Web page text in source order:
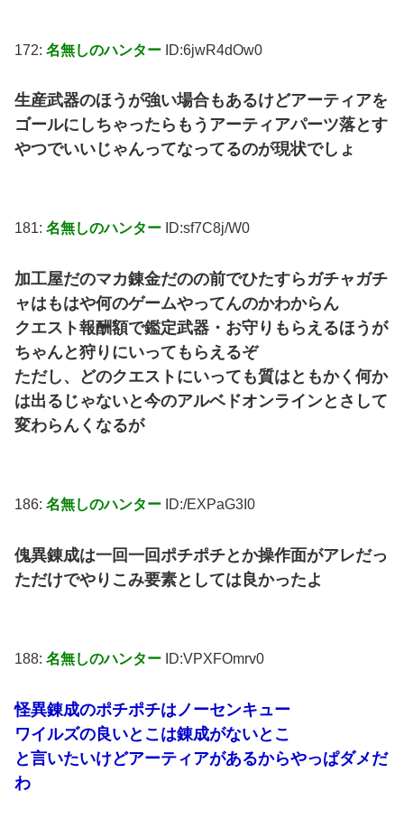
172: 名無しのハンター ID:6jwR4dOw0
生産武器のほうが強い場合もあるけどアーティアを
ゴールにしちゃったらもうアーティアパーツ落とす
やつでいいじゃんってなってるのが現状でしょ
181: 名無しのハンター ID:sf7C8j/W0
加工屋だのマカ錬金だのの前でひたすらガチャガチ
ャはもはや何のゲームやってんのかわからん
クエスト報酬額で鑑定武器・お守りもらえるほうが
ちゃんと狩りにいってもらえるぞ
ただし、どのクエストにいっても質はともかく何か
は出るじゃないと今のアルベドオンラインとさして
変わらんくなるが
186: 名無しのハンター ID:/EXPaG3I0
傀異錬成は一回一回ポチポチとか操作面がアレだっ
ただけでやりこみ要素としては良かったよ
188: 名無しのハンター ID:VPXFOmrv0
怪異錬成のポチポチはノーセンキュー
ワイルズの良いとこは錬成がないとこ
と言いたいけどアーティアがあるからやっぱダメだ
わ